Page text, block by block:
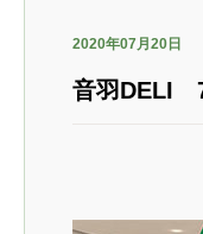
2020年07月20日
音羽DELI